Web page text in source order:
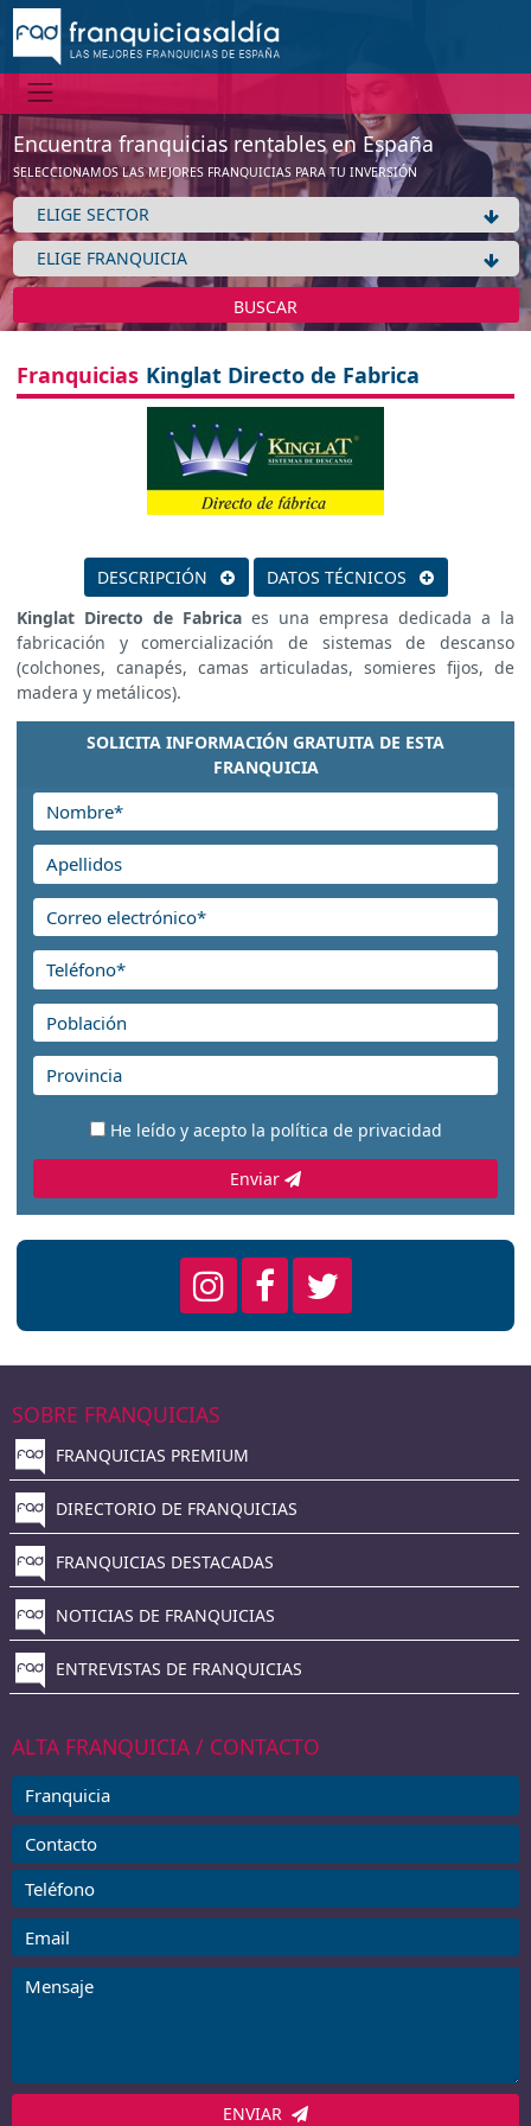
Encuentra franquicias rentables en España
SELECCIONAMOS LAS MEJORES FRANQUICIAS PARA TU INVERSIÓN
BUSCAR
Franquicias Kinglat Directo de Fabrica
DESCRIPCIÓN
DATOS TÉCNICOS
Kinglat Directo de Fabricaes una empresa dedicada a la
fabricación y comercialización de sistemas de descanso
(colchones, canapés, camas articuladas, somieres fijos, de
madera y metálicos).
SOLICITA INFORMACIÓN GRATUITA DE ESTA
FRANQUICIA
He leído y acepto la política de privacidad
Enviar
SOBRE FRANQUICIAS
FRANQUICIAS PREMIUM
DIRECTORIO DE FRANQUICIAS
FRANQUICIAS DESTACADAS
NOTICIAS DE FRANQUICIAS
ENTREVISTAS DE FRANQUICIAS
ALTA FRANQUICIA / CONTACTO
ENVIAR